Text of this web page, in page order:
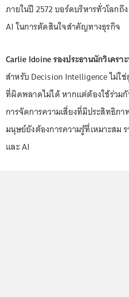
ภายในปี 2572 บอร์ดบริหารทั่วโลกถึ
AI ในการตัดสินใจสำคัญทางธุรกิจ
Carlie Idoine รองประธานนักวิเครา
สำหรับ Decision Intelligence ไม่ใช่
ที่ผิดพลาดไม่ได้ หากแต่ต้องใช้ร่วม
การจัดการความเสี่ยงที่มีประสิทธิภ
มนุษย์ยังต้องการความรู้ที่เหมาะสม
และ AI